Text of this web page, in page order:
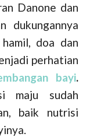
Danone dan
dukungannya
doa dan
perhatian
bayi.
maju sudah
baik nutrisi